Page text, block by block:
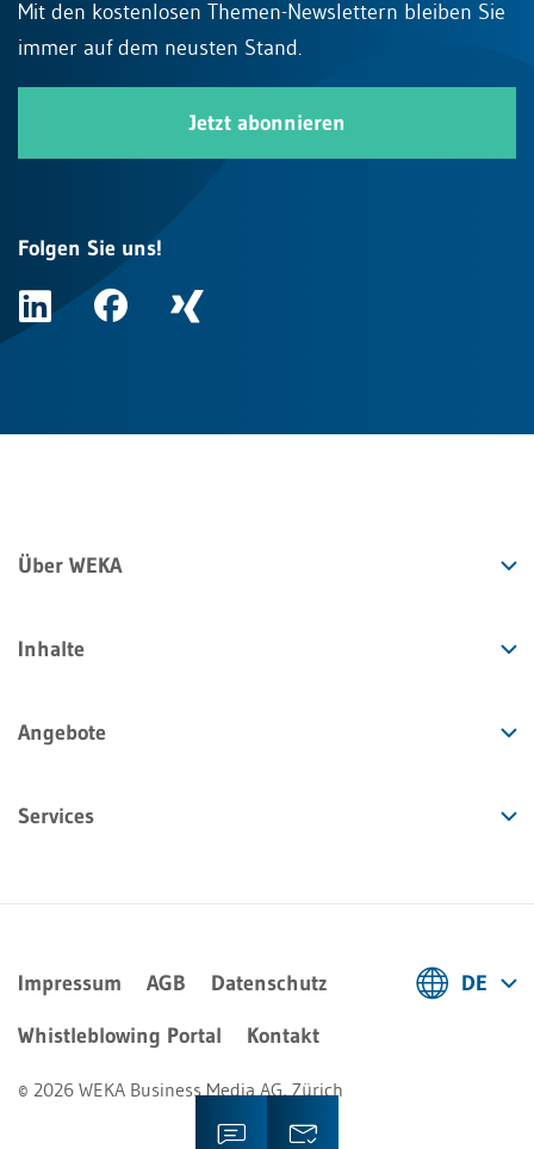
Mit den kostenlosen Themen-Newslettern bleiben Sie
immer auf dem neusten Stand.
Jetzt abonnieren
Folgen Sie uns!
Über WEKA
Inhalte
Angebote
Services
Impressum AGB
Datenschutz
Whistleblowing Portal
Kontakt
© 2026 WEKA Business Media AG, Zürich
DE